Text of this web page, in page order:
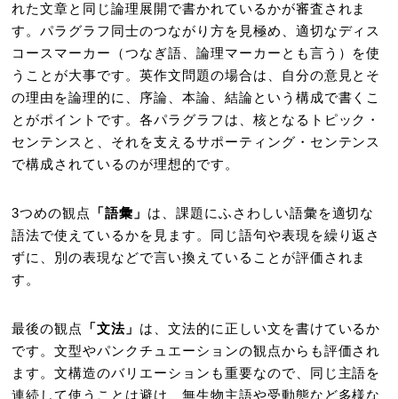
れた文章と同じ論理展開で書かれているかが審査されま
す。パラグラフ同士のつながり方を見極め、適切なディス
コースマーカー（つなぎ語、論理マーカーとも言う）を使
うことが大事です。英作文問題の場合は、自分の意見とそ
の理由を論理的に、序論、本論、結論という構成で書くこ
とがポイントです。各パラグラフは、核となるトピック・
センテンスと、それを支えるサポーティング・センテンス
で構成されているのが理想的です。
3つめの観点 「語彙」 は、課題にふさわしい語彙を適切な
語法で使えているかを見ます。同じ語句や表現を繰り返さ
ずに、別の表現などで言い換えていることが評価されま
す。
最後の観点 「文法」 は、文法的に正しい文を書けているか
です。文型やパンクチュエーションの観点からも評価され
ます。文構造のバリエーションも重要なので、同じ主語を
連続して使うことは避け、無生物主語や受動態など多様な